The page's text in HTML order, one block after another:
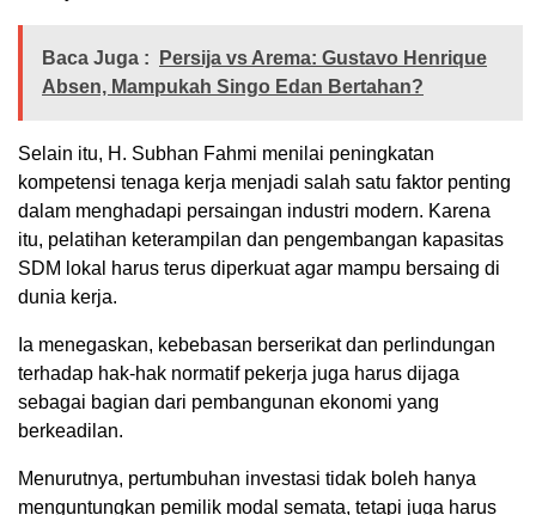
Baca Juga :
Persija vs Arema: Gustavo Henrique
Absen, Mampukah Singo Edan Bertahan?
Selain itu, H. Subhan Fahmi menilai peningkatan
kompetensi tenaga kerja menjadi salah satu faktor penting
dalam menghadapi persaingan industri modern. Karena
itu, pelatihan keterampilan dan pengembangan kapasitas
SDM lokal harus terus diperkuat agar mampu bersaing di
dunia kerja.
Ia menegaskan, kebebasan berserikat dan perlindungan
terhadap hak-hak normatif pekerja juga harus dijaga
sebagai bagian dari pembangunan ekonomi yang
berkeadilan.
Menurutnya, pertumbuhan investasi tidak boleh hanya
menguntungkan pemilik modal semata, tetapi juga harus